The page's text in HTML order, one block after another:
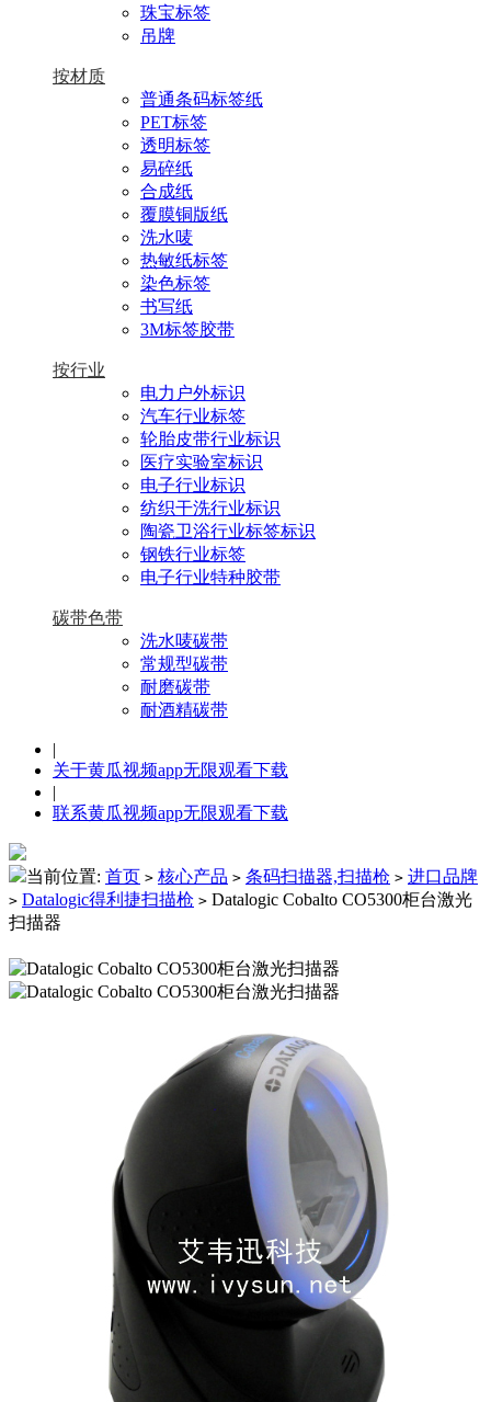
珠宝标签
吊牌
按材质
普通条码标签纸
PET标签
透明标签
易碎纸
合成纸
覆膜铜版纸
洗水唛
热敏纸标签
染色标签
书写纸
3M标签胶带
按行业
电力户外标识
汽车行业标签
轮胎皮带行业标识
医疗实验室标识
电子行业标识
纺织干洗行业标识
陶瓷卫浴行业标签标识
钢铁行业标签
电子行业特种胶带
碳带色带
洗水唛碳带
常规型碳带
耐磨碳带
耐酒精碳带
|
关于黄瓜视频app无限观看下载
|
联系黄瓜视频app无限观看下载
当前位置: 首页 > 核心产品 > 条码扫描器,扫描枪 > 进口品牌
> Datalogic得利捷扫描枪 > Datalogic Cobalto CO5300柜台激光
扫描器